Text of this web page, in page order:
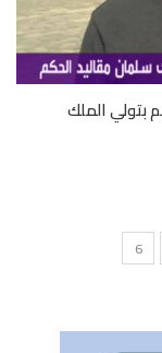
الملك
6